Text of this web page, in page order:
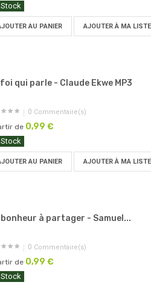
Stock
AU PANIER AJOUTER À MA
foi qui parle - Claude Ekwe MP3
0 Commentaire(s)
de 0,99 €
Stock
AU PANIER AJOUTER À MA
bonheur à partager - Samuel...
0 Commentaire(s)
de 0,99 €
Stock